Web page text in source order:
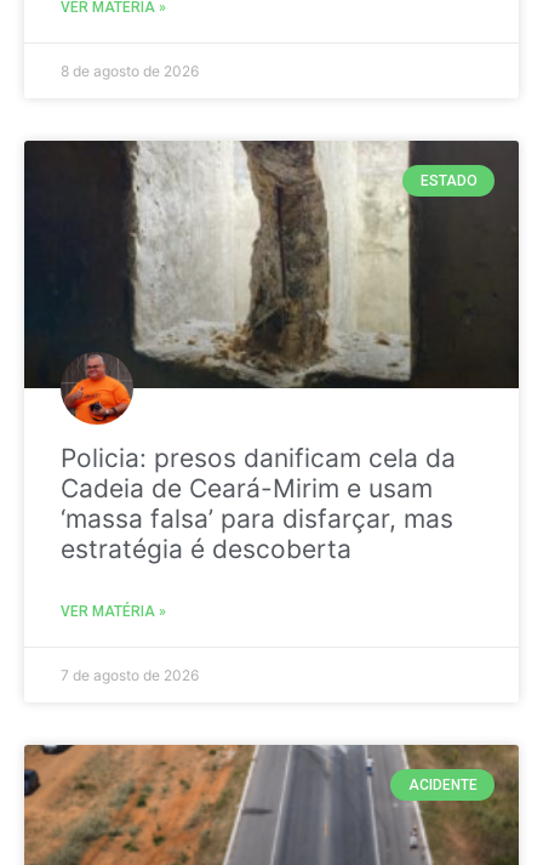
VER MATÉRIA »
8 de agosto de 2026
ESTADO
Policia: presos danificam cela da
Cadeia de Ceará-Mirim e usam
‘massa falsa’ para disfarçar, mas
estratégia é descoberta
VER MATÉRIA »
7 de agosto de 2026
ACIDENTE